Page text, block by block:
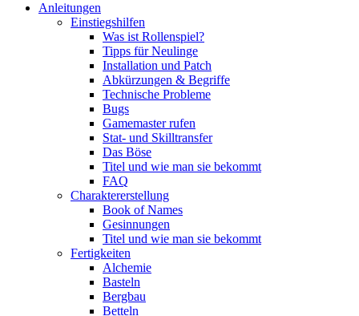
Anleitungen
Einstiegshilfen
Was ist Rollenspiel?
Tipps für Neulinge
Installation und Patch
Abkürzungen & Begriffe
Technische Probleme
Bugs
Gamemaster rufen
Stat- und Skilltransfer
Das Böse
Titel und wie man sie bekommt
FAQ
Charaktererstellung
Book of Names
Gesinnungen
Titel und wie man sie bekommt
Fertigkeiten
Alchemie
Basteln
Bergbau
Betteln